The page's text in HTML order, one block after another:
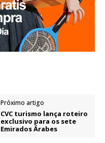
Próximo artigo
CVC turismo lança roteiro
exclusivo para os sete
Emirados Árabes